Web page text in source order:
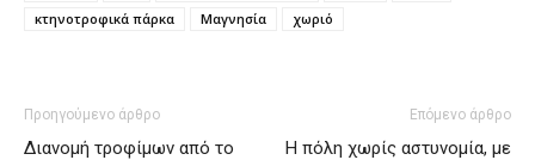
κτηνοτροφικά πάρκα
Μαγνησία χωριό
Προηγούμενο άρθρο
Διανομή τροφίμων από το
Επόμενο άρθρο
H πόλη χωρίς αστυνομία, με